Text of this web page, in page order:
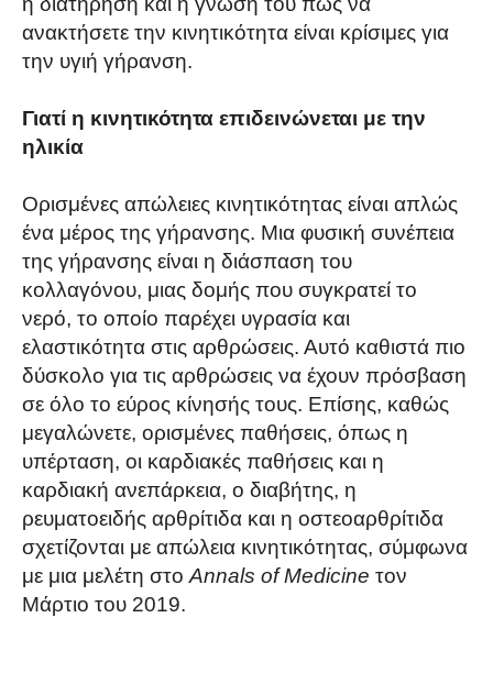
ανακτήσετε την κινητικότητα είναι κρίσιμες για
την υγιή γήρανση.
Γιατί η κινητικότητα επιδεινώνεται με την
ηλικία
Ορισμένες απώλειες κινητικότητας είναι απλώς
ένα μέρος της γήρανσης. Μια φυσική συνέπεια
της γήρανσης είναι η διάσπαση του
κολλαγόνου, μιας δομής που συγκρατεί το
νερό, το οποίο παρέχει υγρασία και
ελαστικότητα στις αρθρώσεις. Αυτό καθιστά πιο
δύσκολο για τις αρθρώσεις να έχουν πρόσβαση
σε όλο το εύρος κίνησής τους. Επίσης, καθώς
μεγαλώνετε, ορισμένες παθήσεις, όπως η
υπέρταση, οι καρδιακές παθήσεις και η
καρδιακή ανεπάρκεια, ο διαβήτης, η
ρευματοειδής αρθρίτιδα και η οστεοαρθρίτιδα
σχετίζονται με απώλεια κινητικότητας, σύμφωνα
με μια μελέτη στο ​ Annals of Medicine ​ τον
Μάρτιο του 2019.